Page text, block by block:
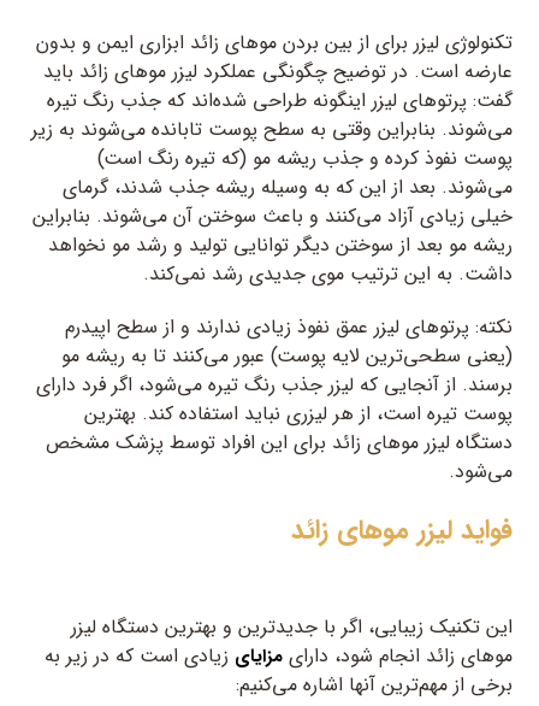
تکنولوژی لیزر برای از بین بردن موهای زائد ابزاری ایمن و بدون
عارضه است. در توضیح چگونگی عملکرد لیزر موهای زائد باید
گفت: پرتوهای لیزر اینگونه طراحی شده‌اند که جذب رنگ تیره
می‌شوند. بنابراین وقتی به سطح پوست تابانده می‌شوند به زیر
پوست نفوذ کرده و جذب ریشه مو (که تیره رنگ است)
می‌شوند. بعد از این که به وسیله ریشه جذب شدند، گرمای
خیلی زیادی آزاد می‌کنند و باعث سوختن آن می‌شوند. بنابراین
ریشه مو بعد از سوختن دیگر توانایی تولید و رشد مو نخواهد
داشت. به این ترتیب موی جدیدی رشد نمی‌کند.
نکته: پرتوهای لیزر عمق نفوذ زیادی ندارند و از سطح اپیدرم
(یعنی سطحی‌ترین لایه پوست) عبور می‌کنند تا به ریشه مو
برسند. از آنجایی که لیزر جذب رنگ تیره می‌شود، اگر فرد دارای
پوست تیره است، از هر لیزری نباید استفاده کند. بهترین
دستگاه لیزر موهای زائد برای این افراد توسط پزشک مشخص
می‌شود.
فواید لیزر موهای زائد
این تکنیک زیبایی، اگر با جدیدترین و بهترین دستگاه لیزر
موهای زائد انجام شود، دارایمزایای زیادی است که در زیر به
برخی از مهم‌ترین آنها اشاره می‌کنیم: